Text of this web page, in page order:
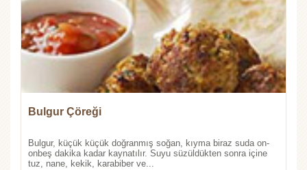
Bulgur Çöreği
Bulgur, küçük küçük doğranmış soğan, kıyma biraz suda on-
onbeş dakika kadar kaynatılır. Suyu süzüldükten sonra içine
tuz, nane, kekik, karabiber ve...